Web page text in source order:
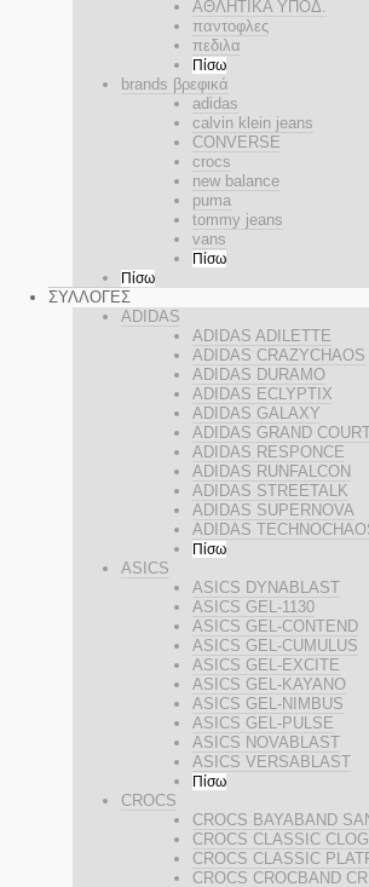
ΑΘΛΗΤΙΚΑ ΥΠΟΔ.
παντοφλες
πεδιλα
Πίσω
brands βρεφικά
adidas
calvin klein jeans
CONVERSE
crocs
new balance
puma
tommy jeans
vans
Πίσω
Πίσω
ΣΥΛΛΟΓΕΣ
ADIDAS
ADIDAS ADILETTE
ADIDAS CRAZYCHAOS
ADIDAS DURAMO
ADIDAS ECLYPTIX
ADIDAS GALAXY
ADIDAS GRAND
ADIDAS RESPONCE
ADIDAS RUNFALCON
ADIDAS STREETALK
ADIDAS SUPERNOVA
ADIDAS
Πίσω
ASICS
ASICS DYNABLAST
ASICS GEL-1130
ASICS GEL-CONTEND
ASICS GEL-CUMULUS
ASICS GEL-EXCITE
ASICS GEL-KAYANO
ASICS GEL-NIMBUS
ASICS GEL-PULSE
ASICS NOVABLAST
ASICS VERSABLAST
Πίσω
CROCS
CROCS BAYABAND
CROCS CLASSIC CLOG
CROCS CLASSIC
CROCS CROCBAND